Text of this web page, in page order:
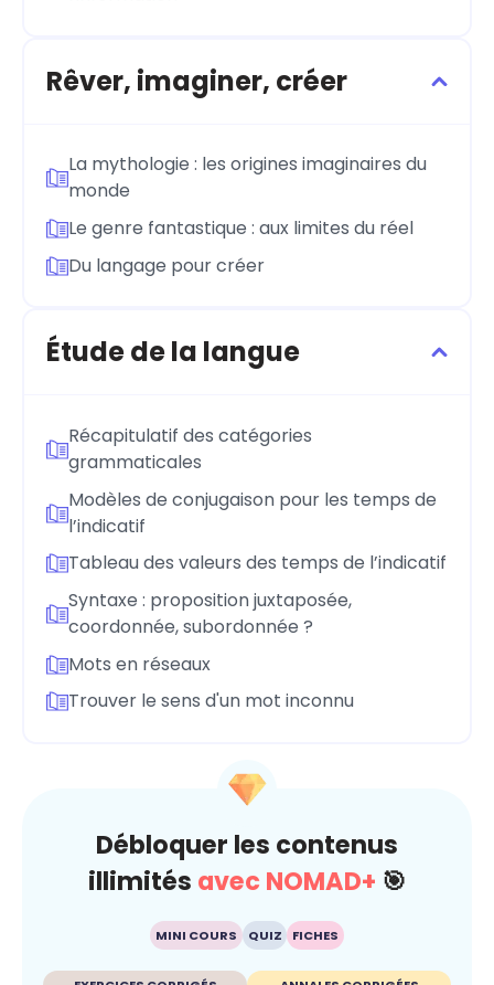
Rêver, imaginer, créer
La mythologie : les origines imaginaires du
monde
Le genre fantastique : aux limites du réel
Du langage pour créer
Étude de la langue
Récapitulatif des catégories
grammaticales
Modèles de conjugaison pour les temps de
l’indicatif
Tableau des valeurs des temps de l’indicatif
Syntaxe : proposition juxtaposée,
coordonnée, subordonnée ?
Mots en réseaux
Trouver le sens d'un mot inconnu
Débloquer les contenus
illimités avec NOMAD+ 🎯
MINI COURS QUIZ FICHES